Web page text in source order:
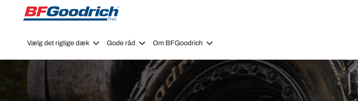
Go to page content
Go to page navigation
Vælg det rigtige dæk Gode råd Om BFGoodrich